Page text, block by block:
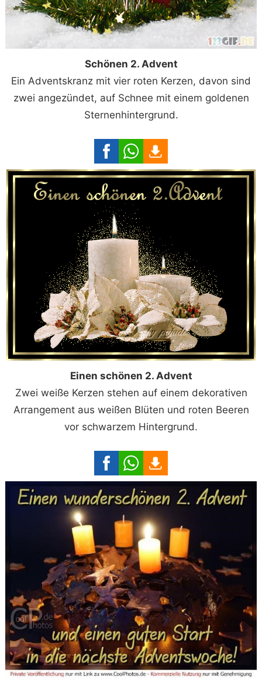
Schönen 2. Advent
Ein Adventskranz mit vier roten Kerzen, davon sind
zwei angezündet, auf Schnee mit einem goldenen
Sternenhintergrund.
Einen schönen 2. Advent
Zwei weiße Kerzen stehen auf einem dekorativen
Arrangement aus weißen Blüten und roten Beeren
vor schwarzem Hintergrund.